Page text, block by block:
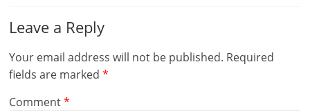
Leave a Reply
Your email address will not be published. Required
fields are marked*
Comment*